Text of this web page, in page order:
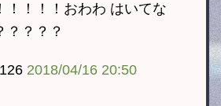
！！！！おわわ はいてな
？？？？
2018/04/16 20:50